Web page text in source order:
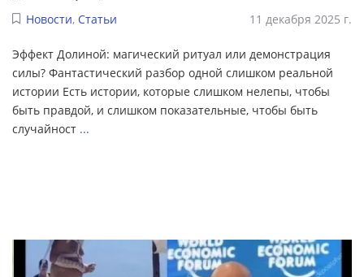
Новости, Статьи 11 декабря 2025 г.
Эффект Долиной: магический ритуал или демонстрация
силы? Фантастический разбор одной слишком реальной
истории Есть истории, которые слишком нелепы, чтобы
быть правдой, и слишком показательные, чтобы быть
случайност ...